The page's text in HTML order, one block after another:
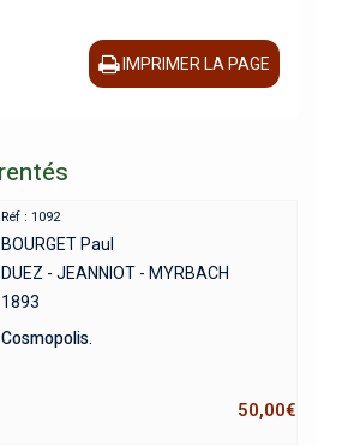
IMPRIMER LA PAGE
Réf : 1092
BOURGET Paul
DUEZ - JEANNIOT - MYRBACH
1893
Cosmopolis.
50,00€